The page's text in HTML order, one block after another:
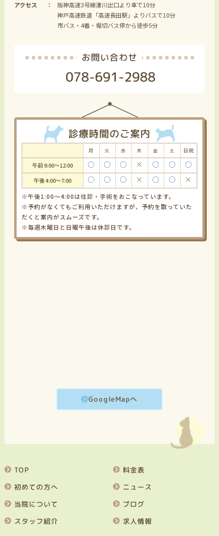
アクセス
阪神高速3号線湊川出口より車で10分
神戸高速鉄道「高速長田駅」よりバスで10分
市バス・4番・堀切バス停から徒歩5分
お問い合わせ
078-691-2988
診療時間のご案内
月 火 水 木 金 土 日祝
午前 9:00～12:00 〇 〇 〇 × 〇 〇 〇
午後 4:00～7:00 〇 〇 〇 × 〇 〇 ×
※午後1:00～4:00は往診・手術をおこなっています。
※予約がなくてもご利用いただけますが、予約を取っていた
だくと案内がスムーズです。
※毎週木曜日と日曜午後は休診日です。
GoogleMapへ
TOP
初めての方へ
当院について
スタッフ紹介
料金表
ニュース
ブログ
求人情報